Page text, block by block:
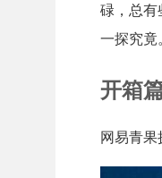
碌，总有
一探究竟
开箱
网易青果